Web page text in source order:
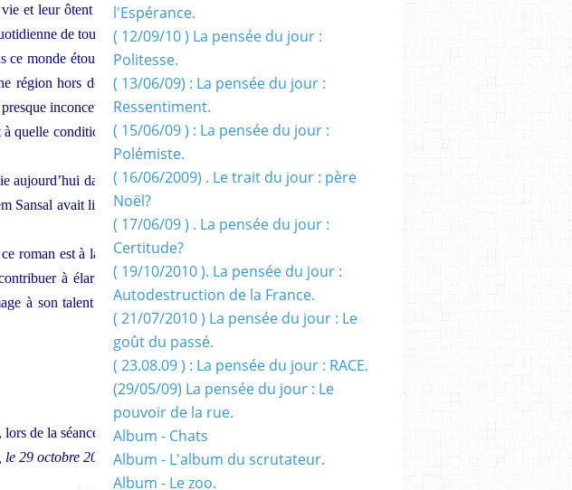
vie et leur ôtent toute
de tous.
ce monde étouffant,
région hors de son
inconcevable
à quelle condition on
aujourd’hui dans le
Sansal avait livrées
roman est à la fois
à élargir le
à son talent mais
de la séance de
29 octobre 2015 .
l'Espérance.
( 12/09/10 ) La pensée du jour :
Politesse.
( 13/06/09) : La pensée du jour :
Ressentiment.
( 15/06/09 ) : La pensée du jour :
Polémiste.
( 16/06/2009) . Le trait du jour : père
Noël?
( 17/06/09 ) . La pensée du jour :
Certitude?
( 19/10/2010 ). La pensée du jour :
Autodestruction de la France.
( 21/07/2010 ) La pensée du jour : Le
goût du passé.
( 23.08.09 ) : La pensée du jour : RACE.
(29/05/09) La pensée du jour : Le
pouvoir de la rue.
Album - Chats
Album - L'album du scrutateur.
Album - Le zoo.